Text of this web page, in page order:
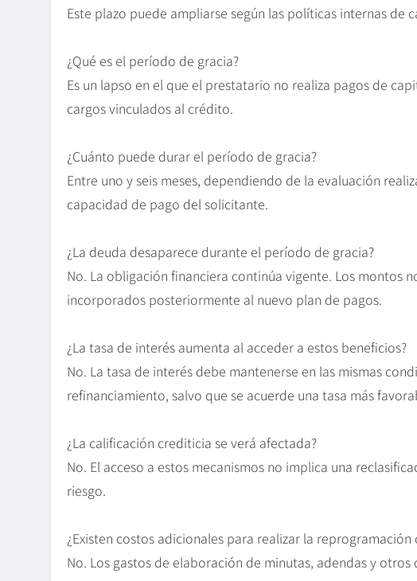
Este plazo puede ampliarse según las políticas internas de
¿Qué es el período de gracia?
Es un lapso en el que el prestatario no realiza pagos de
cargos vinculados al crédito.
¿Cuánto puede durar el período de gracia?
Entre uno y seis meses, dependiendo de la evaluación
capacidad de pago del solicitante.
¿La deuda desaparece durante el período de gracia?
No. La obligación financiera continúa vigente. Los montos
incorporados posteriormente al nuevo plan de pagos.
¿La tasa de interés aumenta al acceder a estos beneficios?
No. La tasa de interés debe mantenerse en las mismas
refinanciamiento, salvo que se acuerde una tasa más
¿La calificación crediticia se verá afectada?
No. El acceso a estos mecanismos no implica una
riesgo.
¿Existen costos adicionales para realizar la
No. Los gastos de elaboración de minutas, adendas y